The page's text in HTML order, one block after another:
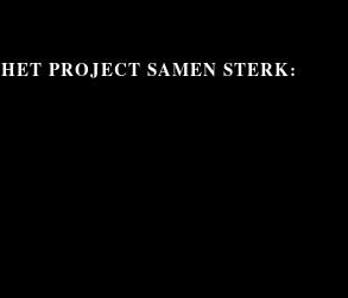
PROJECT SAMEN STERK: